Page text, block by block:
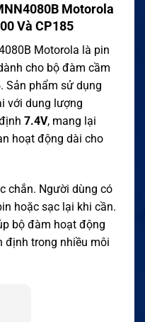
Motorola
Và CP185
Motorola là pin
cho bộ đàm cầm
Sản phẩm sử dụng
với dung lượng
7.4V, mang lại
hoạt động dài cho
chắn. Người dùng có
hoặc sạc lại khi cần.
bộ đàm hoạt động
định trong nhiều môi